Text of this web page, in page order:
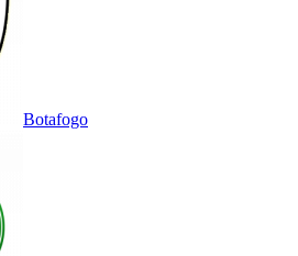
Botafogo